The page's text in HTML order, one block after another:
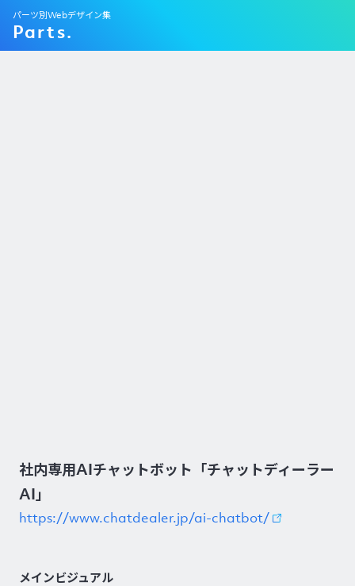
Parts.
パーツ別Webデザイン集
社内専用AIチャットボット「チャットディーラー
AI」
https://www.chatdealer.jp/ai-chatbot/
メインビジュアル